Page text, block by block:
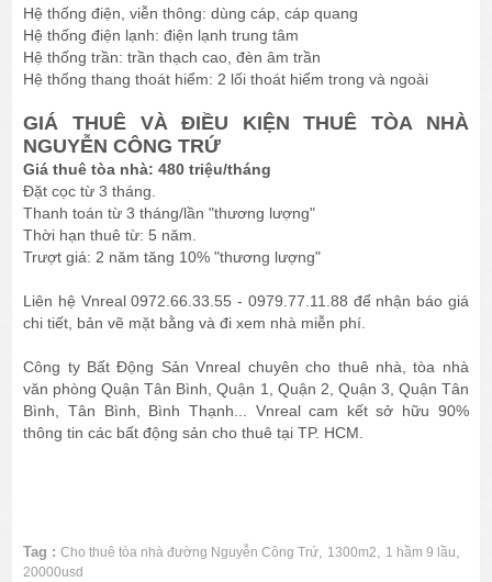
Hệ thống điện, viễn thông: dùng cáp, cáp quang
Hệ thống điện lạnh: điện lạnh trung tâm
Hệ thống trần: trần thạch cao, đèn âm trần
Hệ thống thang thoát hiểm: 2 lối thoát hiểm trong và ngoài
GIÁ THUÊ VÀ ĐIỀU KIỆN THUÊ TÒA NHÀ
NGUYỄN CÔNG TRỨ
Giá thuê tòa nhà: 480 triệu/tháng
Đặt cọc từ 3 tháng.
Thanh toán từ 3 tháng/lần "thương lượng"
Thời hạn thuê từ: 5 năm.
Trượt giá: 2 năm tăng 10% "thương lượng"
Liên hệ Vnreal 0972.66.33.55 - 0979.77.11.88 để nhận báo giá
chi tiết, bản vẽ mặt bằng và đi xem nhà miễn phí.
Công ty Bất Động Sản Vnreal chuyên cho thuê nhà, tòa nhà
văn phòng Quận Tân Bình, Quận 1, Quận 2, Quận 3, Quận Tân
Bình, Tân Bình, Bình Thạnh... Vnreal cam kết sở hữu 90%
thông tin các bất động sản cho thuê tại TP. HCM.
Tag : Cho thuê tòa nhà đường Nguyễn Công Trứ 1300m2 1 hầm 9 lầu
20000usd